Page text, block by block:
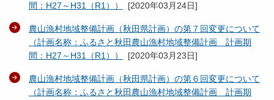
間：H27～H31（R1））
[2020年03月24日]
農山漁村地域整備計画（秋田県計画）の第７回変更について
（計画名称：ふるさと秋田農山漁村地域整備計画 計画期
間：H27～H31（R1））
[2020年03月23日]
農山漁村地域整備計画（秋田県計画）の第６回変更について
（計画名称：ふるさと秋田農山漁村地域整備計画 計画期